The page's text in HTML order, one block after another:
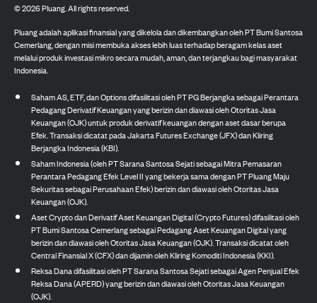
©2026Pluang. All rights reserved.
Pluang adalah aplikasi finansial yang dikelola dan dikembangkan oleh PT Bumi Santosa
Cemerlang, dengan misi membuka akses lebih luas terhadap beragam kelas aset
melalui produk investasi mikro secara mudah, aman, dan terjangkau bagi masyarakat
Indonesia.
Saham AS, ETF, dan Options difasilitasi oleh PT PG Berjangka sebagai Perantara
Pedagang Derivatif Keuangan yang berizin dan diawasi oleh Otoritas Jasa
Keuangan (OJK) untuk produk derivatif keuangan dengan aset dasar berupa
Efek. Transaksi dicatat pada Jakarta Futures Exchange (JFX) dan Kliring
Berjangka Indonesia (KBI).
Saham Indonesia (oleh PT Sarana Santosa Sejati sebagai Mitra Pemasaran
Perantara Pedagang Efek Level II yang bekerja sama dengan PT Pluang Maju
Sekuritas sebagai Perusahaan Efek) berizin dan diawasi oleh Otoritas Jasa
Keuangan (OJK).
Aset Crypto dan Derivatif Aset Keuangan Digital (Crypto Futures) difasilitasi oleh
PT Bumi Santosa Cemerlang sebagai Pedagang Aset Keuangan Digital yang
berizin dan diawasi oleh Otoritas Jasa Keuangan (OJK). Transaksi dicatat oleh
Central Finansial X (CFX) dan dijamin oleh Kliring Komoditi Indonesia (KKI).
Reksa Dana difasilitasi oleh PT Sarana Santosa Sejati sebagai Agen Penjual Efek
Reksa Dana (APERD) yang berizin dan diawasi oleh Otoritas Jasa Keuangan
(OJK).